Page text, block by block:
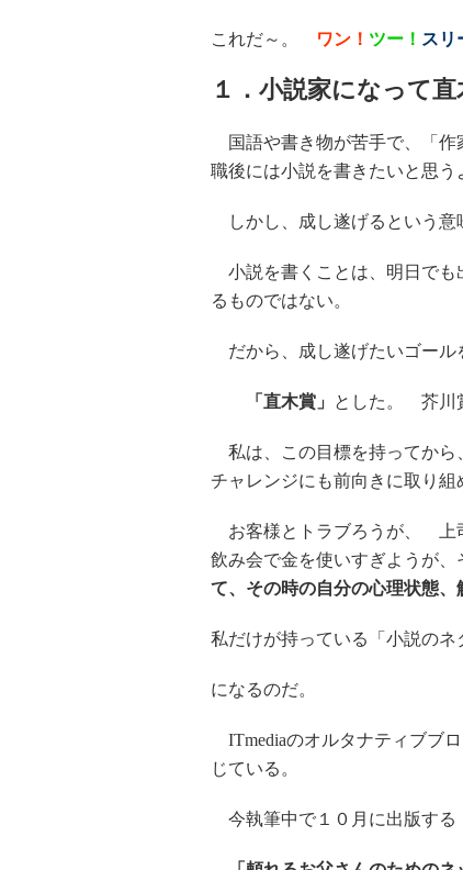
これだ～。 ワン！ ツー！ スリ
１．小説家になって
国語や書き物が苦手で、「作
職後には小説を書きたいと思う
しかし、成し遂げるという意
小説を書くことは、明日でも
るものではない。
だから、成し遂げたいゴール
「直木賞」 とした。 芥川
私は、この目標を持ってから
チャレンジにも前向きに取り組
お客様とトラブろうが、 上
飲み会で金を使いすぎようが、
て、その時の自分の心理状態
私だけが持っている「小説の
になるのだ。
ITmediaのオルタナティブブ
じている。
今執筆中で１０月に出版する